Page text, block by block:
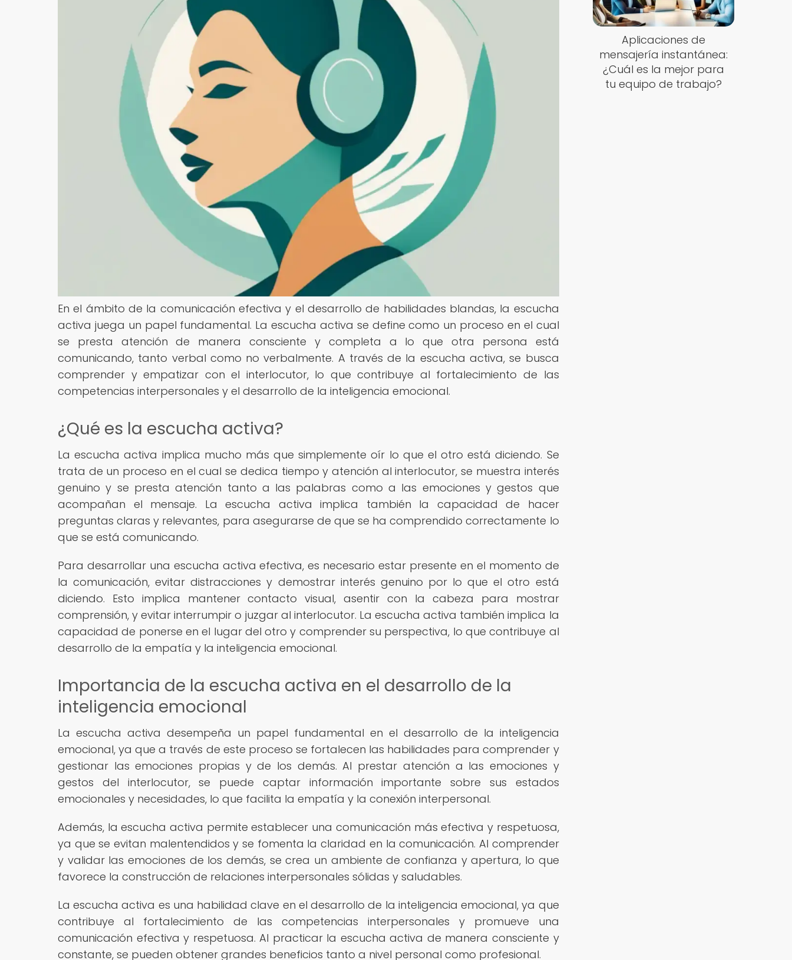
En el ámbito de la comunicación efectiva y el desarrollo de habilidades blandas, la escucha
activa juega un papel fundamental. La escucha activa se define como un proceso en el cual
se presta atención de manera consciente y completa a lo que otra persona está
comunicando, tanto verbal como no verbalmente. A través de la escucha activa, se busca
comprender y empatizar con el interlocutor, lo que contribuye al fortalecimiento de las
competencias interpersonales y el desarrollo de la inteligencia emocional.
¿Qué es la escucha activa?
La escucha activa implica mucho más que simplemente oír lo que el otro está diciendo. Se
trata de un proceso en el cual se dedica tiempo y atención al interlocutor, se muestra interés
genuino y se presta atención tanto a las palabras como a las emociones y gestos que
acompañan el mensaje. La escucha activa implica también la capacidad de hacer
preguntas claras y relevantes, para asegurarse de que se ha comprendido correctamente lo
que se está comunicando.
Para desarrollar una escucha activa efectiva, es necesario estar presente en el momento de
la comunicación, evitar distracciones y demostrar interés genuino por lo que el otro está
diciendo. Esto implica mantener contacto visual, asentir con la cabeza para mostrar
comprensión, y evitar interrumpir o juzgar al interlocutor. La escucha activa también implica la
capacidad de ponerse en el lugar del otro y comprender su perspectiva, lo que contribuye al
desarrollo de la empatía y la inteligencia emocional.
Importancia de la escucha activa en el desarrollo de la
inteligencia emocional
La escucha activa desempeña un papel fundamental en el desarrollo de la inteligencia
emocional, ya que a través de este proceso se fortalecen las habilidades para comprender y
gestionar las emociones propias y de los demás. Al prestar atención a las emociones y
gestos del interlocutor, se puede captar información importante sobre sus estados
emocionales y necesidades, lo que facilita la empatía y la conexión interpersonal.
Además, la escucha activa permite establecer una comunicación más efectiva y respetuosa,
ya que se evitan malentendidos y se fomenta la claridad en la comunicación. Al comprender
y validar las emociones de los demás, se crea un ambiente de confianza y apertura, lo que
favorece la construcción de relaciones interpersonales sólidas y saludables.
La escucha activa es una habilidad clave en el desarrollo de la inteligencia emocional, ya que
contribuye al fortalecimiento de las competencias interpersonales y promueve una
comunicación efectiva y respetuosa. Al practicar la escucha activa de manera consciente y
constante, se pueden obtener grandes beneficios tanto a nivel personal como profesional.
Aplicaciones de
mensajería instantánea:
¿Cuál es la mejor para
tu equipo de trabajo?